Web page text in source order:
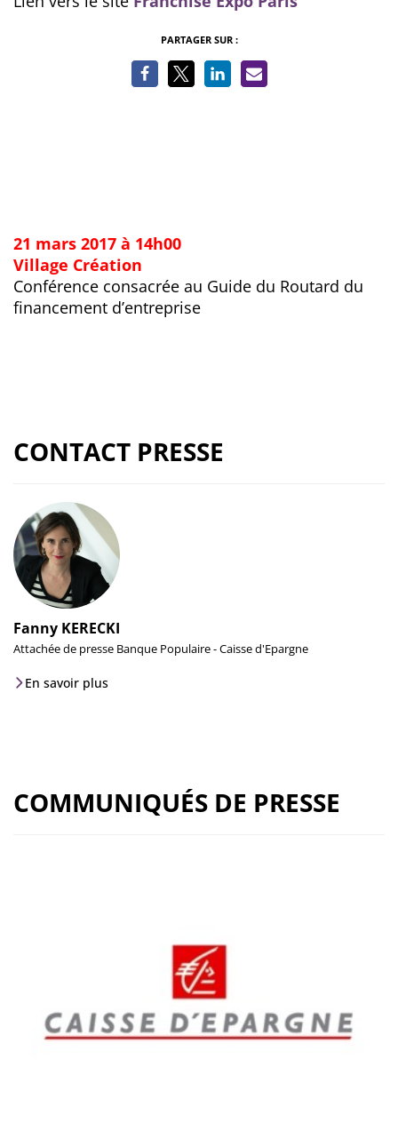
PARTAGER SUR :
21 mars 2017 à 14h00
Village Création
Conférence consacrée au Guide du Routard du
financement d’entreprise
CONTACT PRESSE
Fanny KERECKI
Attachée de presse Banque Populaire - Caisse d'Epargne
En savoir plus
COMMUNIQUÉS DE PRESSE